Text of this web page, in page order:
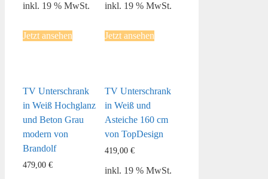
inkl. 19 % MwSt.
Jetzt ansehen
inkl. 19 % MwSt.
Jetzt ansehen
TV Unterschrank
in Weiß Hochglanz
und Beton Grau
modern von
Brandolf
479,00 €
TV Unterschrank
in Weiß und
Asteiche 160 cm
von TopDesign
419,00€
inkl. 19 % MwSt.